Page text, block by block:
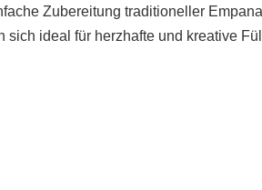
Zubereitung traditioneller
sich ideal für herzhafte und kreative